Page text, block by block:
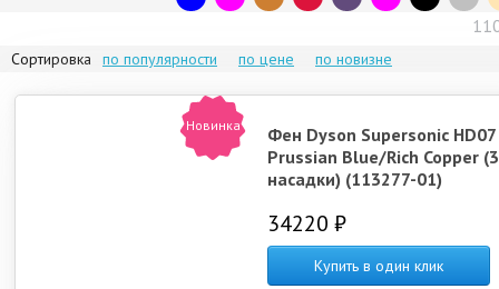
Сортировка по популярности по цене по новизне
Новинка
Фен Dyson Supersonic HD07
Prussian Blue/Rich Copper (3
насадки) (113277-01)
34220 ₽
Купить в один клик